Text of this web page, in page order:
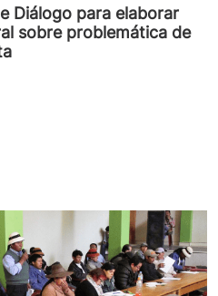
Diálogo para elaborar
sobre problemática de